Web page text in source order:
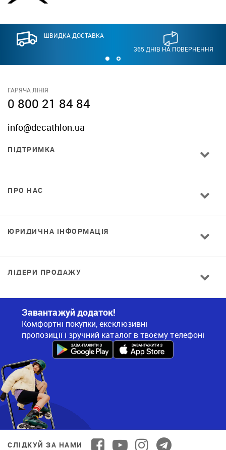
ШВИДКА ДОСТАВКА
365 ДНІВ НА ПОВЕРНЕННЯ
ГАРЯЧА ЛІНІЯ
0 800 21 84 84
info@decathlon.ua
ПІДТРИМКА
ПРО НАС
ЮРИДИЧНА ІНФОРМАЦІЯ
ЛІДЕРИ ПРОДАЖУ
Завантажуй додаток!
Комфортні покупки, ексклюзивні
пропозиції і зручний каталог в твоєму телефоні
СЛІДКУЙ ЗА НАМИ